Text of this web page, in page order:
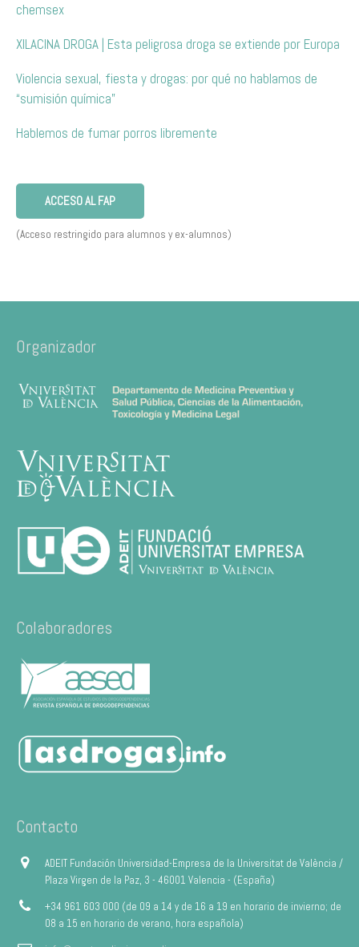
chemsex
XILACINA DROGA | Esta peligrosa droga se extiende por Europa
Violencia sexual, fiesta y drogas: por qué no hablamos de
“sumisión química”
Hablemos de fumar porros libremente
ACCESO AL FAP
(Acceso restringido para alumnos y ex-alumnos)
Organizador
Colaboradores
Contacto
ADEIT Fundación Universidad-Empresa de la Universitat de València /
Plaza Virgen de la Paz, 3 - 46001 Valencia - (España)
+34 961 603 000 (de 09 a 14 y de 16 a 19 en horario de invierno; de
08 a 15 en horario de verano, hora española)